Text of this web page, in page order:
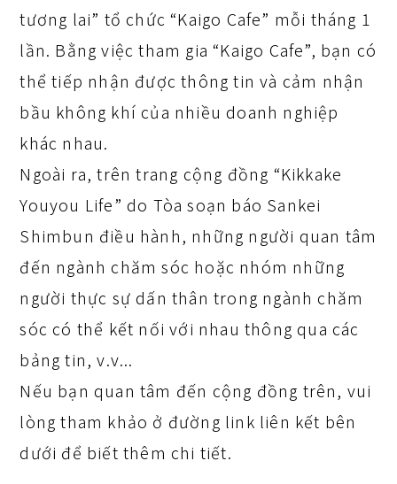
tương lai” tổ chức “Kaigo Cafe” mỗi tháng 1
lần. Bằng việc tham gia “Kaigo Cafe”, bạn có
thể tiếp nhận được thông tin và cảm nhận
bầu không khí của nhiều doanh nghiệp
khác nhau.
Ngoài ra, trên trang cộng đồng “Kikkake
Youyou Life” do Tòa soạn báo Sankei
Shimbun điều hành, những người quan tâm
đến ngành chăm sóc hoặc nhóm những
người thực sự dấn thân trong ngành chăm
sóc có thể kết nối với nhau thông qua các
bảng tin, v.v...
Nếu bạn quan tâm đến cộng đồng trên, vui
lòng tham khảo ở đường link liên kết bên
dưới để biết thêm chi tiết.